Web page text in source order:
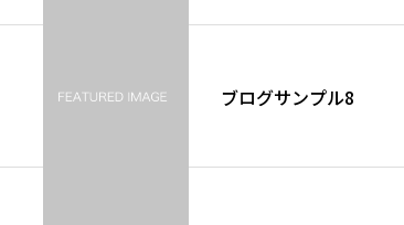
ブログサンプル8